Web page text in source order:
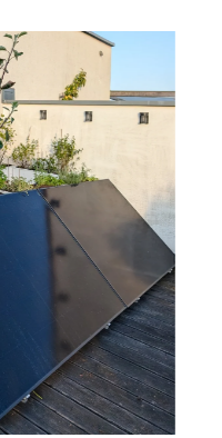
instantanément.
pense me reprendre